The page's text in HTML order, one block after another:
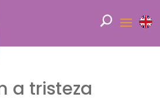
a tristeza